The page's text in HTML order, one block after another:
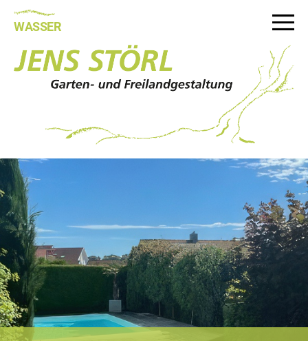
WASSER